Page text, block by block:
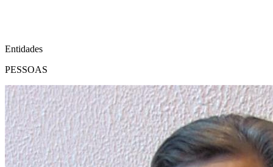
Entidades
PESSOAS